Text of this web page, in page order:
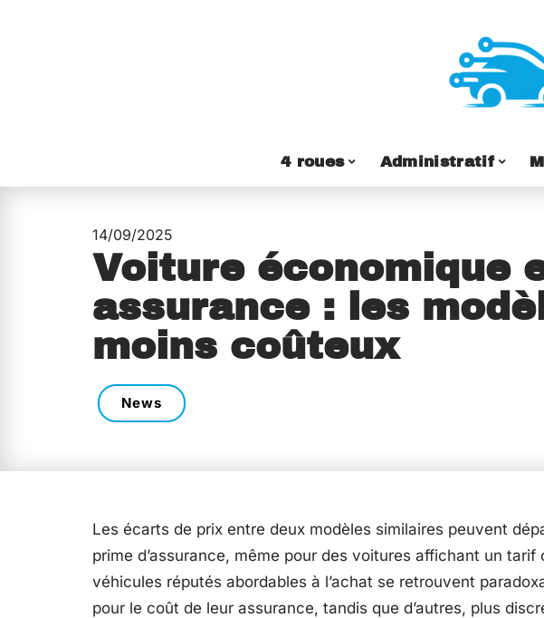
4 roues Administratif
14/09/2025
Voiture économique
assurance : les
moins coûteux
News
Les écarts de prix entre deux modèles similaires peuvent
prime d’assurance, même pour des voitures affichant un
véhicules réputés abordables à l’achat se retrouvent
pour le coût de leur assurance, tandis que d’autres, plus